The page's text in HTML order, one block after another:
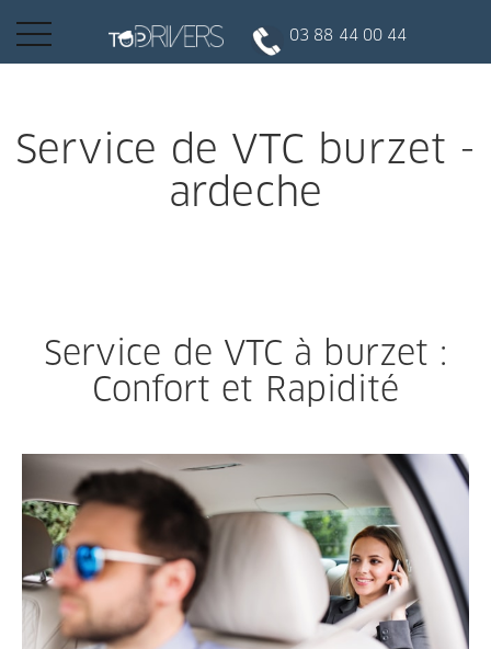
INSCRIPTION CLIENT
Conduire
Termes et Conditions
Mentions légales
Privacy
Basculer
03 88 44 00 44
Service de VTC burzet -
ardeche
Service de VTC à burzet :
Confort et Rapidité